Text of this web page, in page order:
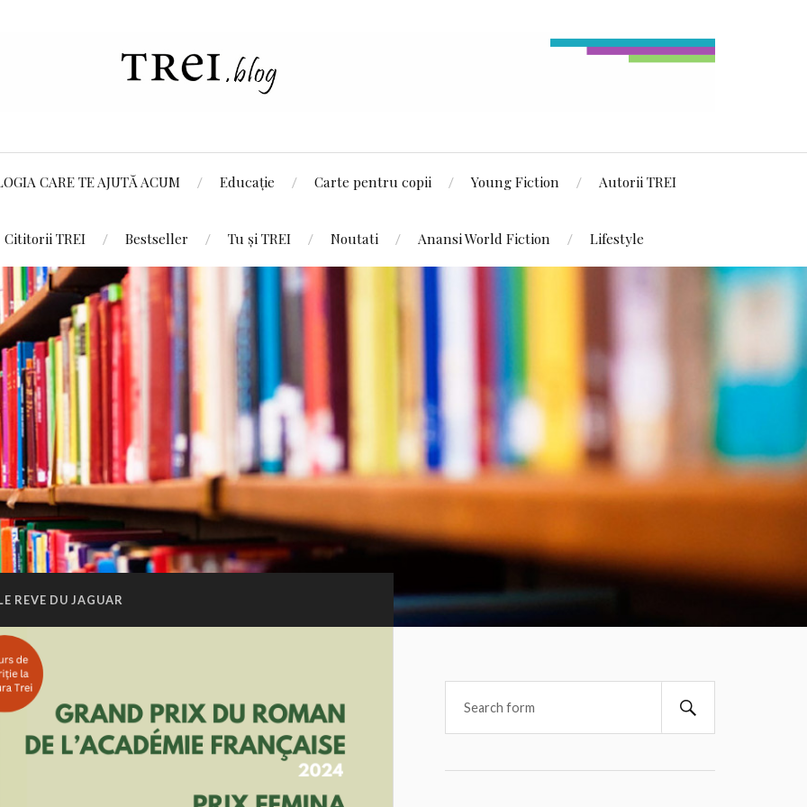
CARE TE AJUTĂ ACUM Educație Carte pentru copii Young Fiction Autorii TREI
Cititorii TREI Bestseller Tu și TREI Noutati Anansi World Fiction Lifestyle
REVE DU JAGUAR